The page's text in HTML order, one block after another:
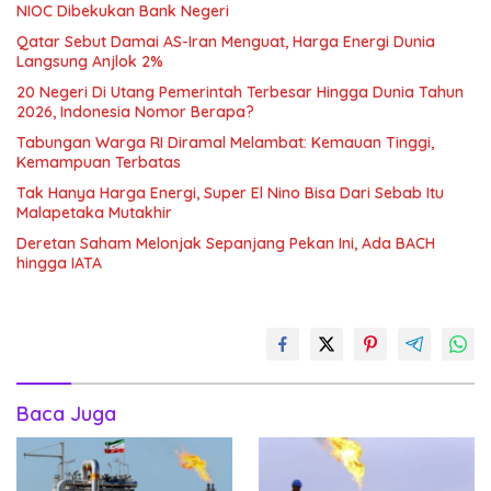
NIOC Dibekukan Bank Negeri
Qatar Sebut Damai AS-Iran Menguat, Harga Energi Dunia
Langsung Anjlok 2%
20 Negeri Di Utang Pemerintah Terbesar Hingga Dunia Tahun
2026, Indonesia Nomor Berapa?
Tabungan Warga RI Diramal Melambat: Kemauan Tinggi,
Kemampuan Terbatas
Tak Hanya Harga Energi, Super El Nino Bisa Dari Sebab Itu
Malapetaka Mutakhir
Deretan Saham Melonjak Sepanjang Pekan Ini, Ada BACH
hingga IATA
Baca Juga